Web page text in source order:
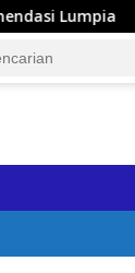
Panduan